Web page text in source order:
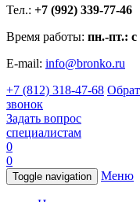
Тел.: +7 (992) 339-77-46
Время работы: пн.-пт.: с
E-mail: info@bronko.ru
+7 (812) 318-47-68
звонок
Задать вопрос
специалистам
0
0
Toggle navigation Меню